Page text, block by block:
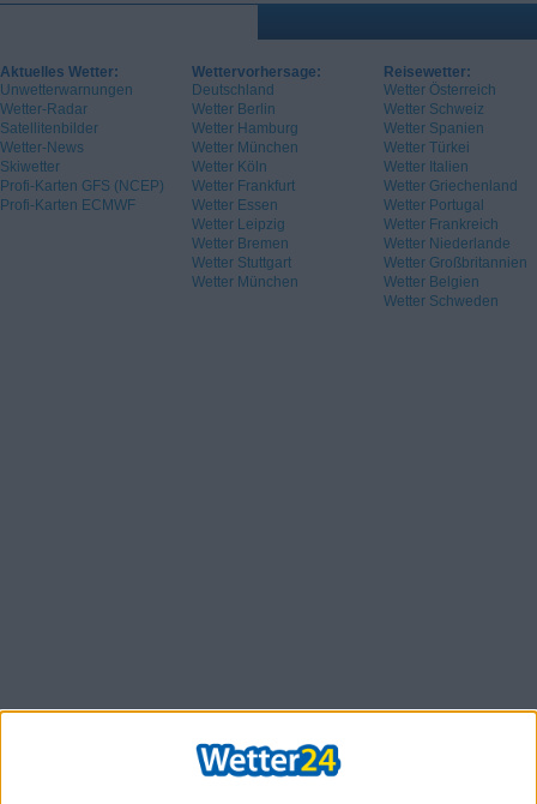
Aktuelles Wetter:
Unwetterwarnungen
Wetter-Radar
Satellitenbilder
Wetter-News
Skiwetter
Profi-Karten GFS (NCEP)
Profi-Karten ECMWF
Wettervorhersage:
Deutschland
Wetter Berlin
Wetter Hamburg
Wetter München
Wetter Köln
Wetter Frankfurt
Wetter Essen
Wetter Leipzig
Wetter Bremen
Wetter Stuttgart
Wetter München
Reisewetter:
Wetter Österreich
Wetter Schweiz
Wetter Spanien
Wetter Türkei
Wetter Italien
Wetter Griechenland
Wetter Portugal
Wetter Frankreich
Wetter Niederlande
Wetter Großbritannien
Wetter Belgien
Wetter Schweden